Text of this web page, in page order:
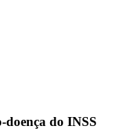
do INSS